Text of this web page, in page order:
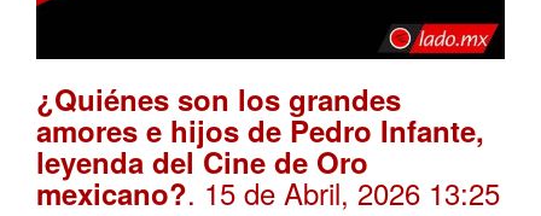
¿Quiénes son los grandes
amores e hijos de Pedro Infante,
leyenda del Cine de Oro
mexicano?. 15 de Abril, 2026 13:25